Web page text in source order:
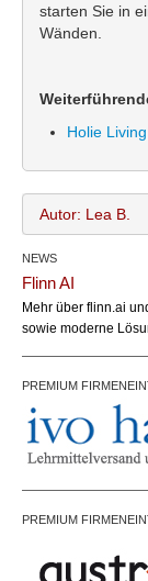
starten Sie in
Wänden.
Holie Living
Autor: Lea B.
NEWS
Flinn AI
Mehr über flinn.ai
sowie moderne
PREMIUM
PREMIUM